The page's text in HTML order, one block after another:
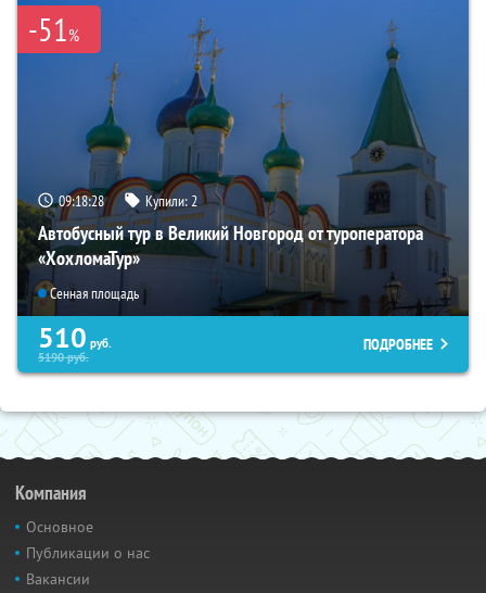
-51%
09:18:27 Купили:2
Автобусный тур в Великий Новгород от туроператора
«ХохломаТур»
Сенная площадь
510 руб.
5190руб.
ПОДРОБНЕЕ
Компания
Основное
Публикации о нас
Вакансии